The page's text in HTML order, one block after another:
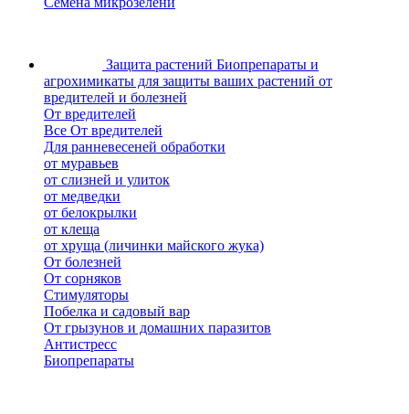
Защита растений Биопрепараты и
агрохимикаты для защиты ваших растений от
вредителей и болезней
От вредителей
Все От вредителей
Для ранневесеней обработки
от муравьев
от слизней и улиток
от медведки
от белокрылки
от клеща
от хруща (личинки майского жука)
От болезней
От сорняков
Стимуляторы
Побелка и садовый вар
От грызунов и домашних паразитов
Антистресс
Биопрепараты